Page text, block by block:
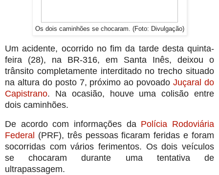
Os dois caminhões se chocaram. (Foto: Divulgação)
Um acidente, ocorrido no fim da tarde desta quinta-
feira (28), na BR-316, em Santa Inês, deixou o
trânsito completamente interditado no trecho situado
na altura do posto 7, próximo ao povoadoJuçaral do
Capistrano. Na ocasião, houve uma colisão entre
dois caminhões.
De acordo com informações da Polícia Rodoviária
Federal (PRF), três pessoas ficaram feridas e foram
socorridas com vários ferimentos. Os dois veículos
se chocaram durante uma tentativa de
ultrapassagem.